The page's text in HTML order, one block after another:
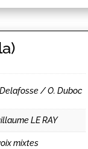
/ O. Duboc
LE RAY
mixtes